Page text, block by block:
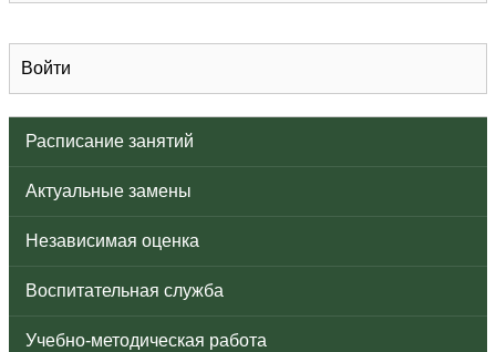
Войти
Расписание занятий
Актуальные замены
Независимая оценка
Воспитательная служба
Учебно-методическая работа